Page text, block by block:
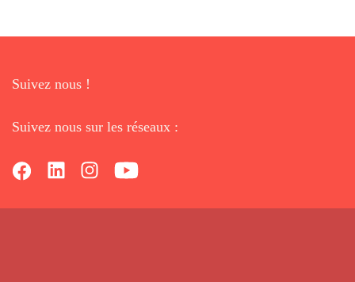
Suivez nous !
Suivez nous sur les réseaux :